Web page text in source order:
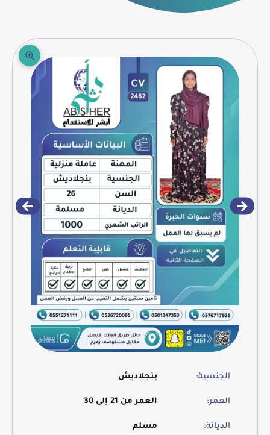
الجنسية: بنجلاديش
العمر: العمر من 21 إلى 30
الديانة: مسلم